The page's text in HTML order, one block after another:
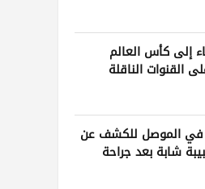
إلى كأس العالم
القنوات الناقلة
الموصل للكشف عن
شابة بعد جراحة